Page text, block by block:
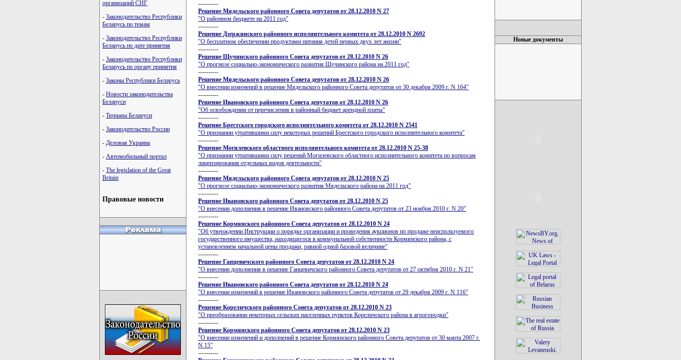
организаций СНГ
- Законодательство Республики
Беларусь по темам
- Законодательство Республики
Беларусь по дате принятия
- Законодательство Республики
Беларусь по органу принятия
- Законы Республики Беларусь
- Новости законодательства
Беларуси
- Тюрьмы Беларуси
- Законодательство России
- Деловая Украина
- Автомобильный портал
- The legislation of the Great
Britain
Правовые новости
----------
Решение Мядельского районного Совета депутатов от 28.12.2010 N 27
"О районном бюджете на 2011 год"
----------
Решение Дзержинского районного исполнительного комитета от 28.12.2010 N 2692
"О бесплатном обеспечении продуктами питания детей первых двух лет жизни"
----------
Решение Щучинского районного Совета депутатов от 28.12.2010 N 26
"О прогнозе социально-экономического развития Щучинского района на 2011 год"
----------
Решение Мядельского районного Совета депутатов от 28.12.2010 N 26
"О внесении изменений в решение Мядельского районного Совета депутатов от 30 декабря 2009 г. N 164"
----------
Решение Ивановского районного Совета депутатов от 28.12.2010 N 26
"Об освобождении от перечисления в районный бюджет арендной платы"
----------
Решение Брестского городского исполнительного комитета от 28.12.2010 N 2541
"О признании утратившими силу некоторых решений Брестского городского исполнительного комитета"
----------
Решение Могилевского областного исполнительного комитета от 28.12.2010 N 25-38
"О признании утратившими силу решений Могилевского областного исполнительного комитета по вопросам
лицензирования отдельных видов деятельности"
----------
Решение Мядельского районного Совета депутатов от 28.12.2010 N 25
"О прогнозе социально-экономического развития Мядельского района на 2011 год"
----------
Решение Ивановского районного Совета депутатов от 28.12.2010 N 25
"О внесении дополнения в решение Ивановского районного Совета депутатов от 23 ноября 2010 г. N 20"
----------
Решение Кормянского районного Совета депутатов от 28.12.2010 N 24
"Об утверждении Инструкции о порядке организации и проведения аукционов по продаже неиспользуемого
государственного имущества, находящегося в коммунальной собственности Кормянского района, с
установлением начальной цены продажи, равной одной базовой величине"
----------
Решение Ганцевичского районного Совета депутатов от 28.12.2010 N 24
"О внесении дополнения в решение Ганцевичского районного Совета депутатов от 27 октября 2010 г. N 21"
----------
Решение Ивановского районного Совета депутатов от 28.12.2010 N 24
"О внесении изменений в решение Ивановского районного Совета депутатов от 29 декабря 2009 г. N 116"
----------
Решение Кореличского районного Совета депутатов от 28.12.2010 N 23
"О преобразовании некоторых сельских населенных пунктов Кореличского района в агрогородки"
----------
Решение Кормянского районного Совета депутатов от 28.12.2010 N 23
"О внесении изменений и дополнений в решение Кормянского районного Совета депутатов от 30 марта 2007 г.
N 15"
----------
Новые документы